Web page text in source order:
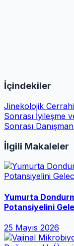
İçindekiler
Jinekolojik
Sonrası İyileşme
Sonrası
İlgili Makaleler
Yumurta
Potansiyelini
25 Mayıs 2026